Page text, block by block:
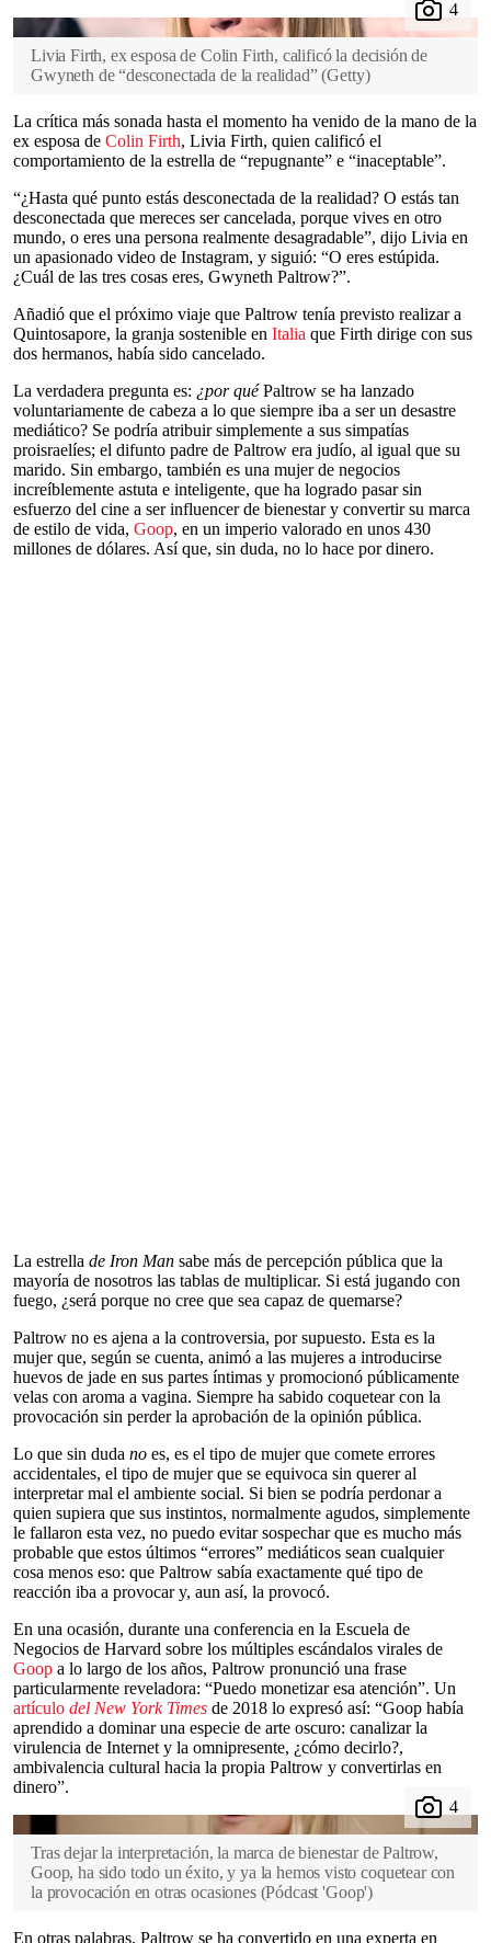
Livia Firth, ex esposa de Colin Firth, calificó la decisión de
Gwyneth de “desconectada de la realidad” (Getty)
La crítica más sonada hasta el momento ha venido de la mano de la
ex esposa de Colin Firth, Livia Firth, quien calificó el
comportamiento de la estrella de “repugnante” e “inaceptable”.
“¿Hasta qué punto estás desconectada de la realidad? O estás tan
desconectada que mereces ser cancelada, porque vives en otro
mundo, o eres una persona realmente desagradable”, dijo Livia en
un apasionado video de Instagram, y siguió: “O eres estúpida.
¿Cuál de las tres cosas eres, Gwyneth Paltrow?”.
Añadió que el próximo viaje que Paltrow tenía previsto realizar a
Quintosapore, la granja sostenible en Italia que Firth dirige con sus
dos hermanos, había sido cancelado.
La verdadera pregunta es: ¿por quéPaltrow se ha lanzado
voluntariamente de cabeza a lo que siempre iba a ser un desastre
mediático? Se podría atribuir simplemente a sus simpatías
proisraelíes; el difunto padre de Paltrow era judío, al igual que su
marido. Sin embargo, también es una mujer de negocios
increíblemente astuta e inteligente, que ha logrado pasar sin
esfuerzo del cine a ser influencer de bienestar y convertir su marca
de estilo de vida, Goop, en un imperio valorado en unos 430
millones de dólares. Así que, sin duda, no lo hace por dinero.
La estrella de Iron Man sabe más de percepción pública que la
mayoría de nosotros las tablas de multiplicar. Si está jugando con
fuego, ¿será porque no cree que sea capaz de quemarse?
Paltrow no es ajena a la controversia, por supuesto. Esta es la
mujer que, según se cuenta, animó a las mujeres a introducirse
huevos de jade en sus partes íntimas y promocionó públicamente
velas con aroma a vagina. Siempre ha sabido coquetear con la
provocación sin perder la aprobación de la opinión pública.
Lo que sin duda no es, es el tipo de mujer que comete errores
accidentales, el tipo de mujer que se equivoca sin querer al
interpretar mal el ambiente social. Si bien se podría perdonar a
quien supiera que sus instintos, normalmente agudos, simplemente
le fallaron esta vez, no puedo evitar sospechar que es mucho más
probable que estos últimos “errores” mediáticos sean cualquier
cosa menos eso: que Paltrow sabía exactamente qué tipo de
reacción iba a provocar y, aun así, la provocó.
En una ocasión, durante una conferencia en la Escuela de
Negocios de Harvard sobre los múltiples escándalos virales de
Goop a lo largo de los años, Paltrow pronunció una frase
particularmente reveladora: “Puedo monetizar esa atención”. Un
artículo del New York Times de 2018 lo expresó así: “Goop había
aprendido a dominar una especie de arte oscuro: canalizar la
virulencia de Internet y la omnipresente, ¿cómo decirlo?,
ambivalencia cultural hacia la propia Paltrow y convertirlas en
dinero”.
Tras dejar la interpretación, la marca de bienestar de Paltrow,
Goop, ha sido todo un éxito, y ya la hemos visto coquetear con
la provocación en otras ocasiones (Pódcast 'Goop')
En otras palabras, Paltrow se ha convertido en una experta en